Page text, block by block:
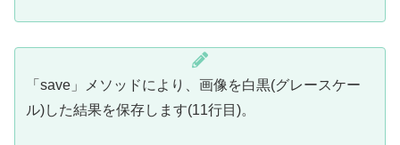
「save」メソッドにより、画像を白黒(グレースケー
ル)した結果を保存します(11行目)。